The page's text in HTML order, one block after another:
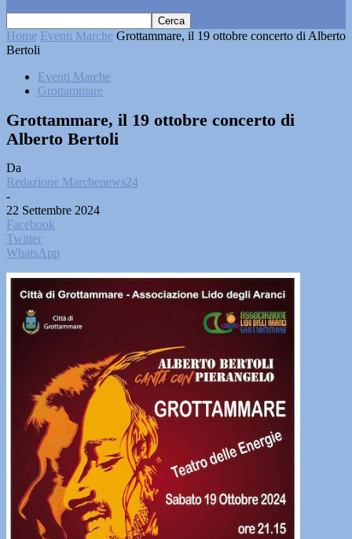
Home Eventi Marche Grottammare, il 19 ottobre concerto di Alberto
Bertoli
Eventi Marche
Grottammare
Grottammare, il 19 ottobre concerto di
Alberto Bertoli
Da
Redazione Marchenews24
-
22 Settembre 2024
Facebook
Twitter
WhatsApp